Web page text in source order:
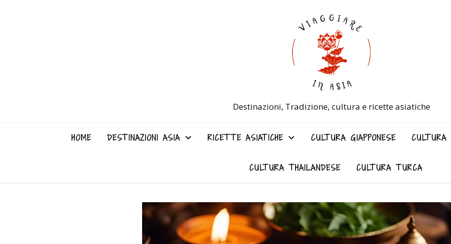
Destinazioni, Tradizione, cultura e ricette asiatiche
HOME DESTINAZIONI ASIA RICETTE ASIATICHE CULTURA GIAPPONESE CULTURA
CULTURA THAILANDESE CULTURA TURCA